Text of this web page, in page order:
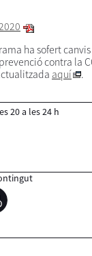
ha sofert
contra la
aquí .
20 a les 24 h